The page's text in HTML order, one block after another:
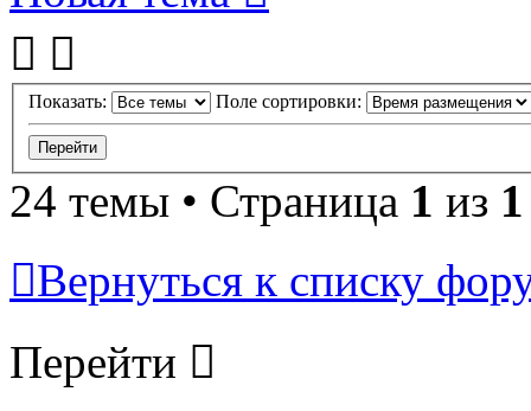
Показать: Поле сортировки:
24 темы • Страница 1 из 1
Вернуться к списку
Перейти